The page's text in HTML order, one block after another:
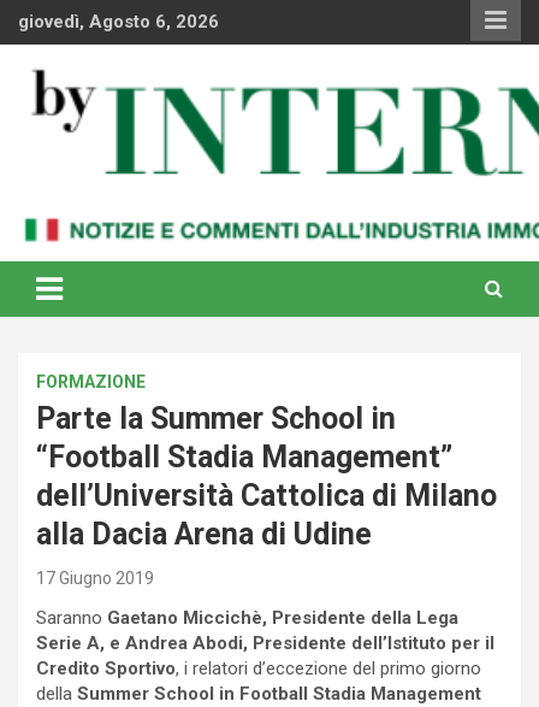
Skipgiovedì, Agosto 6, 2026
By Internews
internazionale
FORMAZIONE
Parte la Summer School in
“Football Stadia Management”
dell’Università Cattolica di Milano
alla Dacia Arena di Udine
17 Giugno 2019
Saranno Gaetano Miccichè, Presidente della Lega
Serie A, e Andrea Abodi, Presidente dell’Istituto per il
Credito Sportivo, i relatori d’eccezione del primo giorno
della Summer School in Football Stadia Management